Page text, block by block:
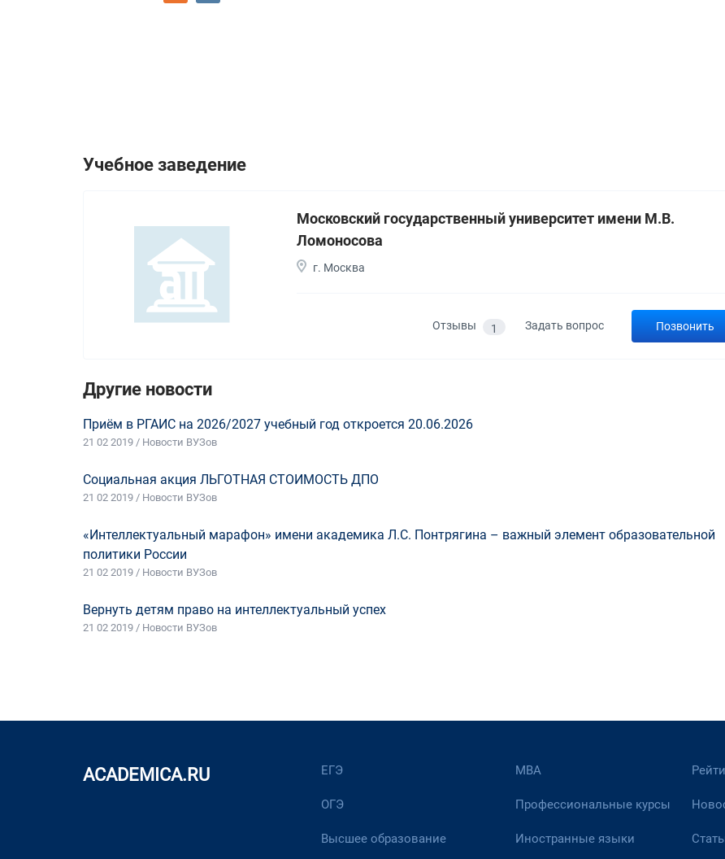
Учебное заведение
Московский государственный университет имени М.В.
Ломоносова
г. Москва
Отзывы 1 Задать вопрос Позвонить
Другие новости
Приём в РГАИС на 2026/2027 учебный год откроется 20.06.2026
21 02 2019 / Новости ВУЗов
Социальная акция ЛЬГОТНАЯ СТОИМОСТЬ ДПО
21 02 2019 / Новости ВУЗов
«Интеллектуальный марафон» имени академика Л.С. Понтрягина – важный элемент образовательной
политики России
21 02 2019 / Новости ВУЗов
Вернуть детям право на интеллектуальный успех
21 02 2019 / Новости ВУЗов
ACADEMICA.RU ЕГЭ
ОГЭ
Высшее образование
МВА
Профессиональные курсы
Иностранные языки